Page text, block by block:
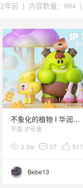
2年前 | 内容数量： 994 |
不象化的植物 I 华润万象生活IP设计大赛
平面-IP形象
2.5w 27 517
Bebe13